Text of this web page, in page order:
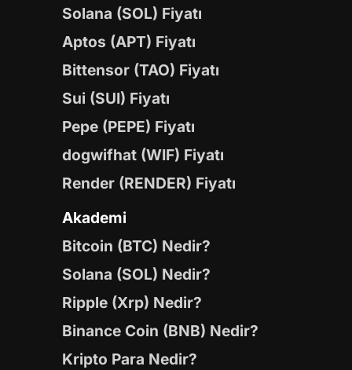
Solana (SOL) Fiyatı
Aptos (APT) Fiyatı
Bittensor (TAO) Fiyatı
Sui (SUI) Fiyatı
Pepe (PEPE) Fiyatı
dogwifhat (WIF) Fiyatı
Render (RENDER) Fiyatı
Akademi
Bitcoin (BTC) Nedir?
Solana (SOL) Nedir?
Ripple (Xrp) Nedir?
Binance Coin (BNB) Nedir?
Kripto Para Nedir?